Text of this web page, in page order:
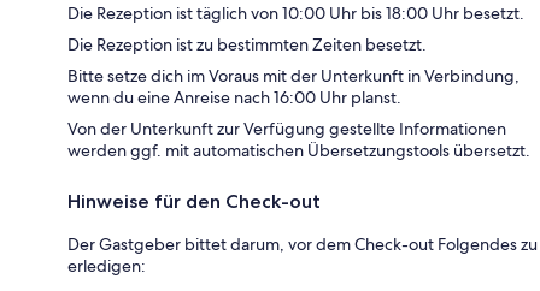
Die Rezeption ist täglich von 10:00 Uhr bis 18:00 Uhr besetzt.
Die Rezeption ist zu bestimmten Zeiten besetzt.
Bitte setze dich im Voraus mit der Unterkunft in Verbindung,
wenn du eine Anreise nach 16:00 Uhr planst.
Von der Unterkunft zur Verfügung gestellte Informationen
werden ggf. mit automatischen Übersetzungstools übersetzt.
Hinweise für den Check-out
Der Gastgeber bittet darum, vor dem Check-out Folgendes zu
erledigen: